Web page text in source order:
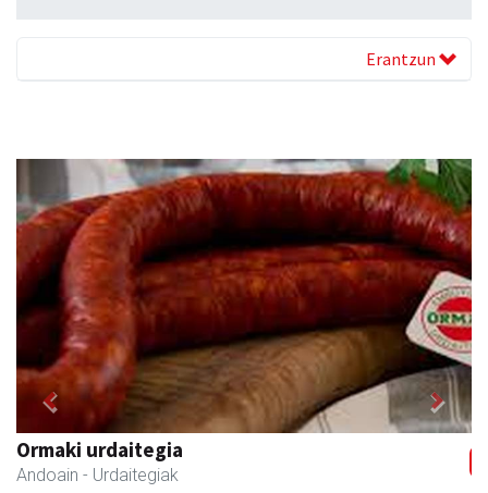
Erantzun
Ormaki urdaitegia
Andoain - Urdaitegiak
Previous Next